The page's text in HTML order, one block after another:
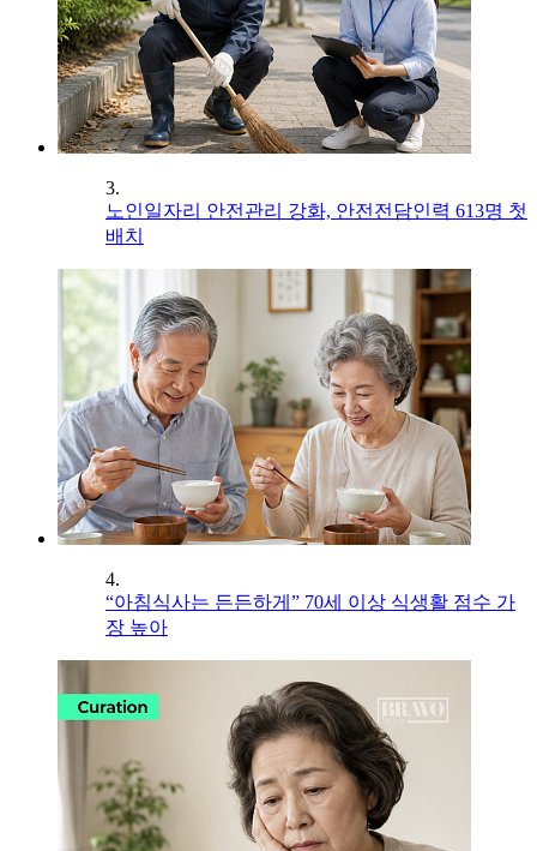
3.
노인일자리 안전관리 강화, 안전전담인력 613명 첫
배치
4.
“아침식사는 든든하게” 70세 이상 식생활 점수 가
장 높아